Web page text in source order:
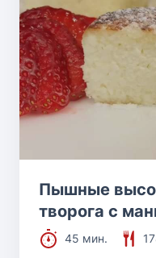
Пышные
творога с
45 мин.